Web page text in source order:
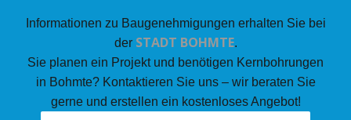
Informationen zu Baugenehmigungen erhalten Sie bei
der STADT BOHMTE.
Sie planen ein Projekt und benötigen Kernbohrungen
in Bohmte? Kontaktieren Sie uns – wir beraten Sie
gerne und erstellen ein kostenloses Angebot!